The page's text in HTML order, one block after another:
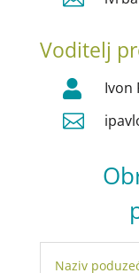
Voditelj
 Ivon
